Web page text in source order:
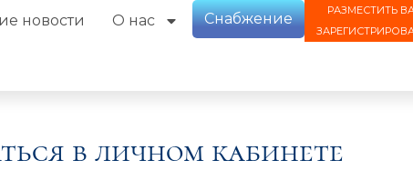
новости О нас Снабжение
РАЗМЕСТИТЬ
в личном кабинете